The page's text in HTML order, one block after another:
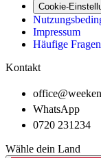
Cookie-
Impressum
Häufige
Kontakt
WhatsApp
0720 231234
Wähle dein Land